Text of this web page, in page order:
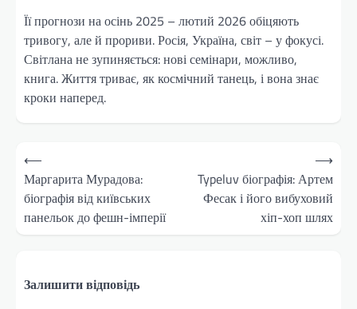
Її прогнози на осінь 2025 – лютий 2026 обіцяють
тривогу, але й прориви. Росія, Україна, світ – у фокусі.
Світлана не зупиняється: нові семінари, можливо,
книга. Життя триває, як космічний танець, і вона знає
кроки наперед.
Навігація
записів
⟵
Маргарита Мурадова:
біографія від київських
панельок до фешн-імперії
Typeluv біографія: Артем
Фесак і його вибуховий
хіп-хоп шлях
⟶
Залишити відповідь